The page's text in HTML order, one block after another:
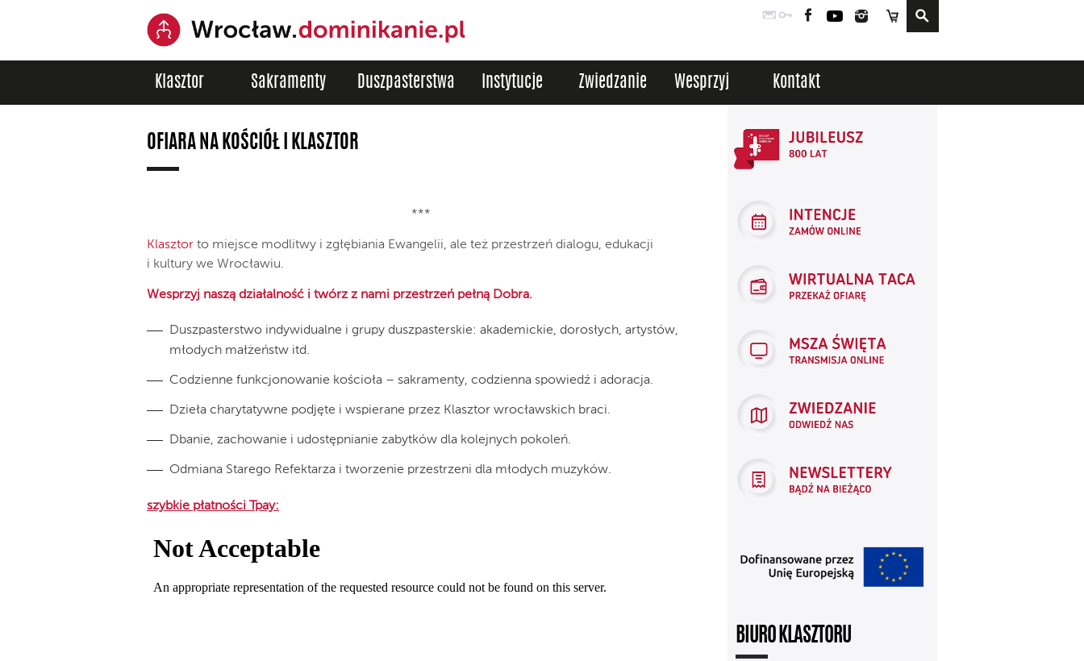
PocztaLogowanie
FacebookYouTubeInstagram
Sklep
Klasztor Sakramenty Duszpasterstwa Instytucje Zwiedzanie Wesprzyj Kontakt
OFIARA NA KOŚCIÓŁ I KLASZTOR
***
Klasztor to miejsce modlitwy i zgłębiania Ewangelii, ale też przestrzeń dialogu, edukacji
i kultury we Wrocławiu.
Wesprzyj naszą działalność i twórz z nami przestrzeń pełną Dobra.
Duszpasterstwo indywidualne i grupy duszpasterskie: akademickie, dorosłych, artystów,
młodych małżeństw itd.
Codzienne funkcjonowanie kościoła – sakramenty, codzienna spowiedź i adoracja.
Dzieła charytatywne podjęte i wspierane przez Klasztor wrocławskich braci.
Dbanie, zachowanie i udostępnianie zabytków dla kolejnych pokoleń.
Odmiana Starego Refektarza i tworzenie przestrzeni dla młodych muzyków.
szybkie płatności Tpay:
BIURO KLASZTORU